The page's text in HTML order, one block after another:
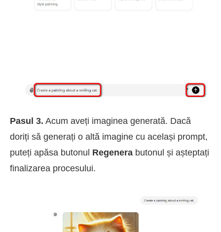
Pasul 3. Acum aveți imaginea generată. Dacă
doriți să generați o altă imagine cu același prompt,
puteți apăsa butonul Regenera butonul și așteptați
finalizarea procesului.